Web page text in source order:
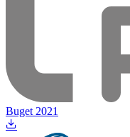
Buget 2021